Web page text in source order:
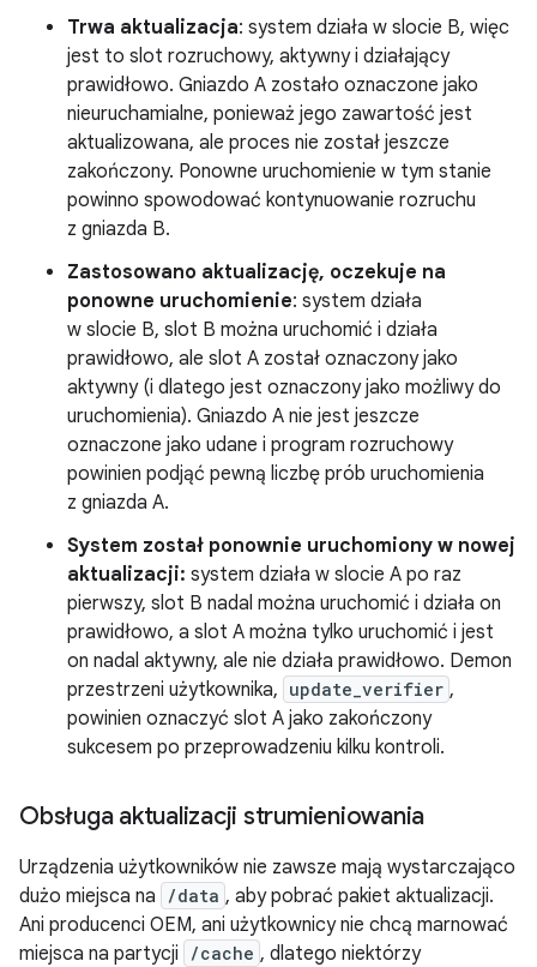
Trwa aktualizacja: system działa w slocie B, więc
jest to slot rozruchowy, aktywny i działający
prawidłowo. Gniazdo A zostało oznaczone jako
nieuruchamialne, ponieważ jego zawartość jest
aktualizowana, ale proces nie został jeszcze
zakończony. Ponowne uruchomienie w tym stanie
powinno spowodować kontynuowanie rozruchu
z gniazda B.
Zastosowano aktualizację, oczekuje na
ponowne uruchomienie: system działa
w slocie B, slot B można uruchomić i działa
prawidłowo, ale slot A został oznaczony jako
aktywny (i dlatego jest oznaczony jako możliwy do
uruchomienia). Gniazdo A nie jest jeszcze
oznaczone jako udane i program rozruchowy
powinien podjąć pewną liczbę prób uruchomienia
z gniazda A.
System został ponownie uruchomiony w nowej
aktualizacji: system działa w slocie A po raz
pierwszy, slot B nadal można uruchomić i działa on
prawidłowo, a slot A można tylko uruchomić i jest
on nadal aktywny, ale nie działa prawidłowo. Demon
przestrzeni użytkownika, update_verifier ,
powinien oznaczyć slot A jako zakończony
sukcesem po przeprowadzeniu kilku kontroli.
Obsługa aktualizacji strumieniowania
Urządzenia użytkowników nie zawsze mają wystarczająco
dużo miejsca na
/data , aby pobrać pakiet aktualizacji.
Ani producenci OEM, ani użytkownicy nie chcą marnować
miejsca na partycji
/cache , dlatego niektórzy